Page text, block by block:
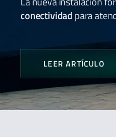
conectividadpara
LEER ARTÍCULO